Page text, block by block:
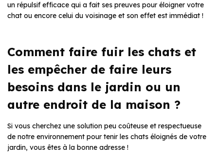
un répulsif efficace qui a fait ses preuves pour éloigner votre
chat ou encore celui du voisinage et son effet est immédiat !
Comment faire fuir les chats et
les empêcher de faire leurs
besoins dans le jardin ou un
autre endroit de la maison ?
Si vous cherchez une solution peu coûteuse et respectueuse
de notre environnement pour tenir les chats éloignés de votre
jardin, vous êtes à la bonne adresse !